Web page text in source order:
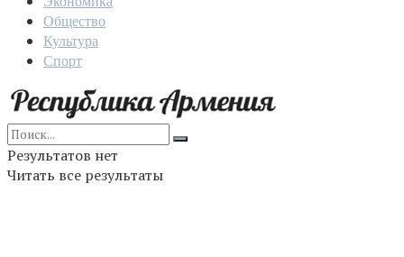
Общество
Культура
Спорт
Результатов нет
Читать все результаты